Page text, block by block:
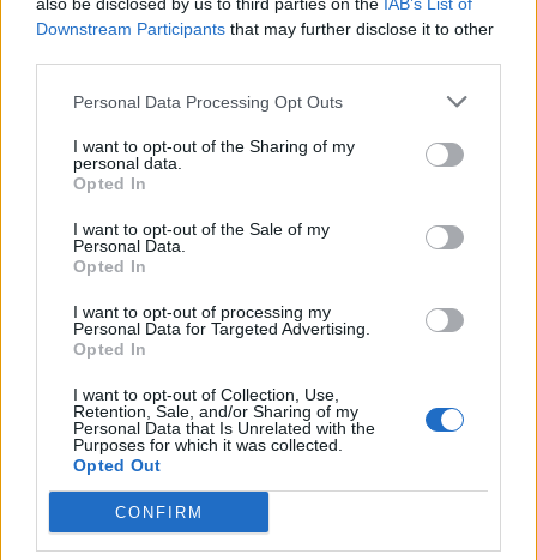
Downstream Participants that may further disclose it to other
Personal Data Processing Opt Outs
I want to opt-out of the Sharing of my
personal data.
Opted In
I want to opt-out of the Sale of my
Personal Data.
Opted In
I want to opt-out of processing my
Personal Data for Targeted Advertising.
Opted In
I want to opt-out of Collection, Use,
Retention, Sale, and/or Sharing of my
Personal Data that Is Unrelated with the
Purposes for which it was collected.
Opted Out
CONFIRM
This site is protected by
reCAPTCHA and the Google
Terms of
apply.